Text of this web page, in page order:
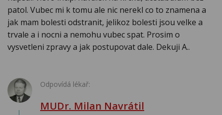
patol. Vubec mi k tomu ale nic nerekl co to znamena a
jak mam bolesti odstranit, jelikoz bolesti jsou velke a
trvale a i nocni a nemohu vubec spat. Prosim o
vysvetleni zpravy a jak postupovat dale. Dekuji A..
Odpovídá lékař:
MUDr. Milan Navrátil